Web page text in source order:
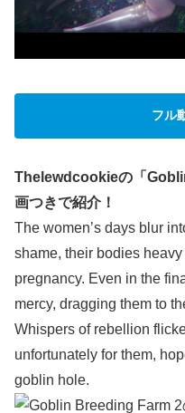
フル
Thelewdcookieの「
画つきで紹介！
The women’s days blur
shame, their bodies
pregnancy. Even in the
mercy, dragging them to
Whispers of rebellion
unfortunately for them,
goblin hole.